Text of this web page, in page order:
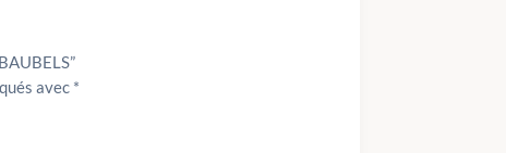
avec *